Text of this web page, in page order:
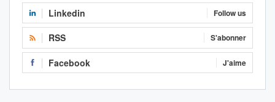
Linkedin Follow us
RSS S'abonner
Facebook J'aime